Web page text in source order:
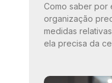
Como saber por
organização
medidas
ela precisa da